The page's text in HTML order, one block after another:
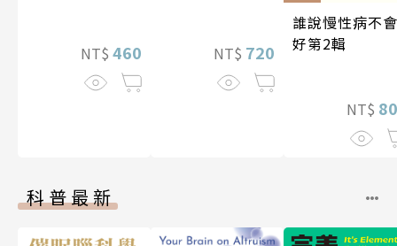
NT$ 460
NT$ 720
誰說慢性病不會
好第2輯
NT$
科普最新